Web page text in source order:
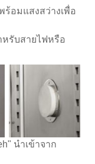
อมแสงสว่างเพื่อ
หรับสายไฟหรือ
นำเข้าจาก